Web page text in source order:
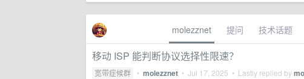
molezznet 提问 技术话题
移动 ISP 能判断协议选择性限速？
宽带症候群 • molezznet • Jul 17, 2025 • Lastly replied by